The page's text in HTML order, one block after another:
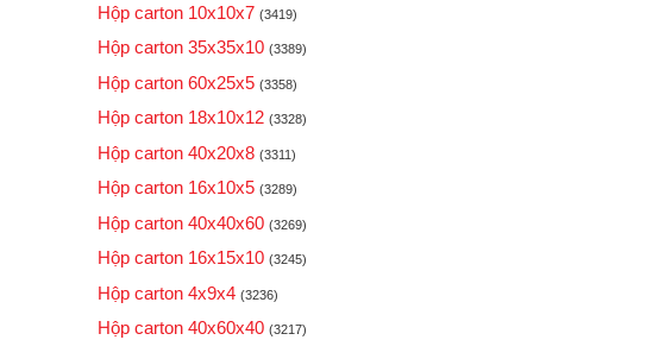
Hộp carton 10x10x7 (3419)
Hộp carton 35x35x10 (3389)
Hộp carton 60x25x5 (3358)
Hộp carton 18x10x12 (3328)
Hộp carton 40x20x8 (3311)
Hộp carton 16x10x5 (3289)
Hộp carton 40x40x60 (3269)
Hộp carton 16x15x10 (3245)
Hộp carton 4x9x4 (3236)
Hộp carton 40x60x40 (3217)